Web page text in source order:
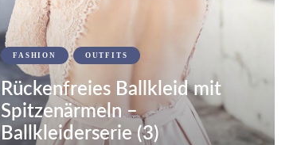
FASHION OUTFITS
Rückenfreies Ballkleid mit
Spitzenärmeln –
Ballkleiderserie (3)